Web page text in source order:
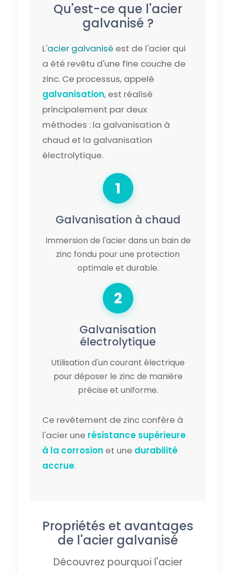
Qu'est-ce que l'acier
galvanisé ?
L'acier galvanisé est de l'acier qui
a été revêtu d'une fine couche de
zinc. Ce processus, appelé
galvanisation, est réalisé
principalement par deux
méthodes : la galvanisation à
chaud et la galvanisation
électrolytique.
1
Galvanisation à chaud
Immersion de l'acier dans un bain de
zinc fondu pour une protection
optimale et durable.
2
Galvanisation
électrolytique
Utilisation d'un courant électrique
pour déposer le zinc de manière
précise et uniforme.
Ce revêtement de zinc confère à
l'acier une résistance supérieure
à la corrosion et une durabilité
accrue.
Propriétés et avantages
de l'acier galvanisé
Découvrez pourquoi l'acier